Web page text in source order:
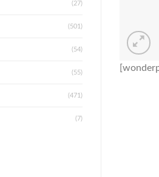
(27)
(501)
(54)
(55)
(471)
(7)